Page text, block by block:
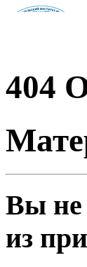
404
Вы не
из